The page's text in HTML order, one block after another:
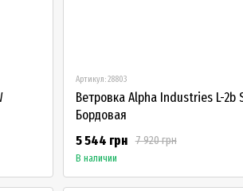
Артикул: 28803
Ветровка Alpha Industries L-2b
Бордовая
7 920 грн
5 544 грн
В наличии